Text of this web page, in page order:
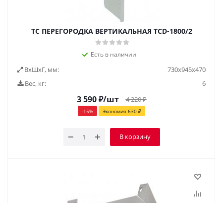
TC ПЕРЕГОРОДКА ВЕРТИКАЛЬНАЯ TCD-1800/2
Есть в наличии
ВxШxГ, мм:
730x945x470
Вес, кг:
6
3 590₽/шт 4 220₽
-15% Экономия 630 ₽
В корзину